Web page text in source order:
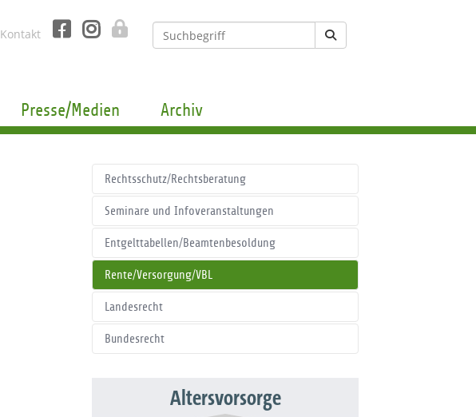
Kontakt
Presse/Medien Archiv
Rechtsschutz/Rechtsberatung
Seminare und Infoveranstaltungen
Entgelttabellen/Beamtenbesoldung
Rente/Versorgung/VBL
Landesrecht
Bundesrecht
Altersvorsorge